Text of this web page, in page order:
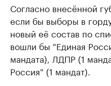
Согласно внесённой
если бы выборы в
новый её состав по
вошли бы "Единая
мандата), ЛДПР (1
Россия" (1 мандат).